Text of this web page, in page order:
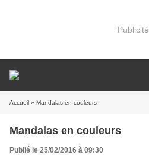
Publicité
Accueil » Mandalas en couleurs
Mandalas en couleurs
Publié le 25/02/2016 à 09:30